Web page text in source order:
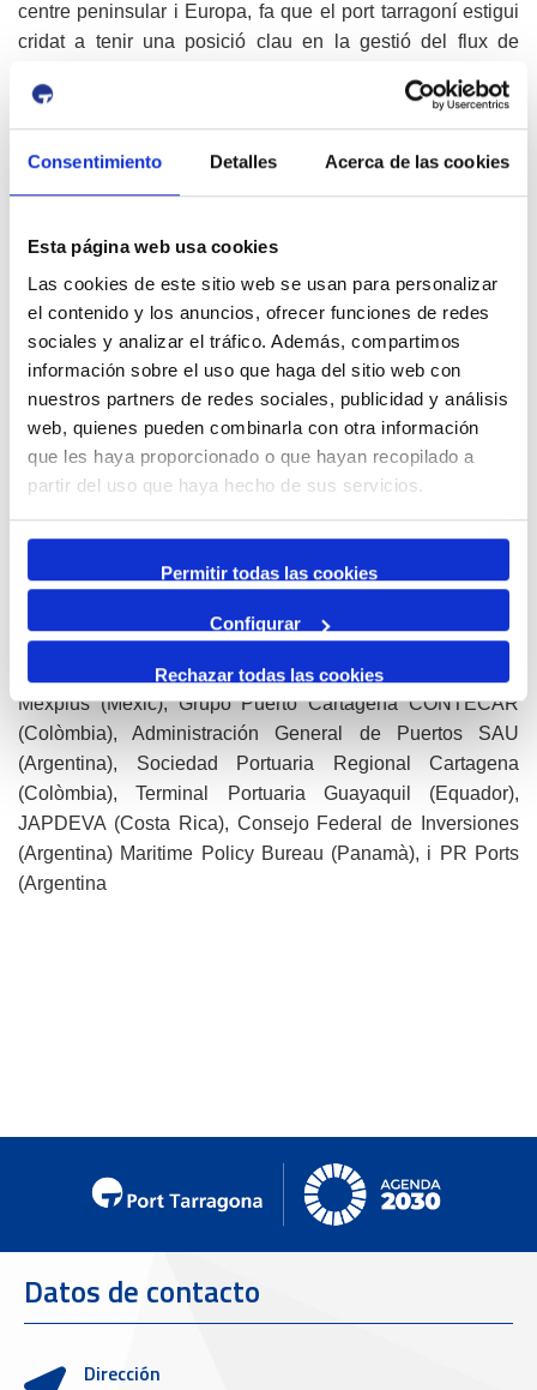
Consentimiento Detalles Acerca de las cookies
Esta página web usa cookies
Las cookies de este sitio web se usan para personalizar
el contenido y los anuncios, ofrecer funciones de redes
sociales y analizar el tráfico. Además, compartimos
información sobre el uso que haga del sitio web con
nuestros partners de redes sociales, publicidad y análisis
web, quienes pueden combinarla con otra información
que les haya proporcionado o que hayan recopilado a
partir del uso que haya hecho de sus servicios.
Permitir todas las cookies
Configurar
Rechazar todas las cookies
centre peninsular i Europa, fa que el port tarragoní estigui
cridat a tenir una posició clau en la gestió del flux de
corredors.
Aliances Europa - Amèrica
ports d’Amèrica i d’Europa. La iniciativa, impulsada per PR
institucional de la Comissió Interamericana de Ports de
l’Organització d’Estats Americans i la col·laboració de
Puertos del Estado en l’organització de les missions
comercials a Espanya.
En aquesta edició 2026, hi han participat els següents
ports i operadors logístics: Empresa Portuaria Quetzal
(Guatemala), Corporación Autónoma Regional Río Grande
de la Magdalena (Colòmbia), ABC Marítimo portuario
Consorcio de Gestión Puerto Dock Sud (Argentina), Puerto
Bahía Blanca (Argentina), Puerto Quequén (Argentina),
Autoridade Portuaria de Santos (Brasil), Empresa
Portuaria Nacional Santo Tomás de Castilla (Guatemala),
Mexplus (Mèxic), Grupo Puerto Cartagena CONTECAR
(Colòmbia), Administración General de Puertos SAU
(Argentina), Sociedad Portuaria Regional Cartagena
(Colòmbia), Terminal Portuaria Guayaquil (Equador),
JAPDEVA (Costa Rica), Consejo Federal de Inversiones
(Argentina) Maritime Policy Bureau (Panamà), i PR Ports
(Argentina
Datos de contacto
Dirección